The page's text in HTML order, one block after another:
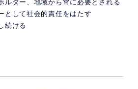
として社会的責任をはたす
続ける